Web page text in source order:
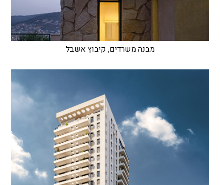
מבנה משרדים, קיבוץ אשבל